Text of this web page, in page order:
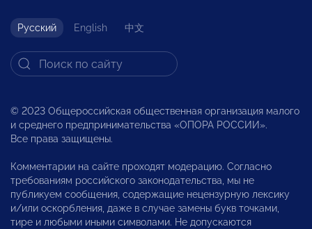
Русский English 中文
© 2023 Общероссийская общественная организация малого
и среднего предпринимательства «ОПОРА РОССИИ».
Все права защищены.
Комментарии на сайте проходят модерацию. Согласно
требованиям российского законодательства, мы не
публикуем сообщения, содержащие нецензурную лексику
и/или оскорбления, даже в случае замены букв точками,
тире и любыми иными символами. Не допускаются